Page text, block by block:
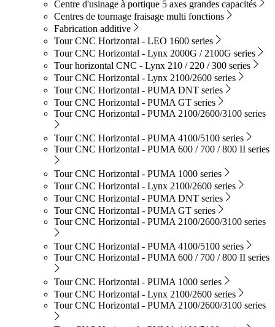
Centre d'usinage à portique 5 axes grandes capacités
Centres de tournage fraisage multi fonctions
Fabrication additive
Tour CNC Horizontal - LEO 1600 series
Tour CNC Horizontal - Lynx 2000G / 2100G series
Tour horizontal CNC - Lynx 210 / 220 / 300 series
Tour CNC Horizontal - Lynx 2100/2600 series
Tour CNC Horizontal - PUMA DNT series
Tour CNC Horizontal - PUMA GT series
Tour CNC Horizontal - PUMA 2100/2600/3100 series
Tour CNC Horizontal - PUMA 4100/5100 series
Tour CNC Horizontal - PUMA 600 / 700 / 800 II series
Tour CNC Horizontal - PUMA 1000 series
Tour CNC Horizontal - Lynx 2100/2600 series
Tour CNC Horizontal - PUMA DNT series
Tour CNC Horizontal - PUMA GT series
Tour CNC Horizontal - PUMA 2100/2600/3100 series
Tour CNC Horizontal - PUMA 4100/5100 series
Tour CNC Horizontal - PUMA 600 / 700 / 800 II series
Tour CNC Horizontal - PUMA 1000 series
Tour CNC Horizontal - Lynx 2100/2600 series
Tour CNC Horizontal - PUMA 2100/2600/3100 series